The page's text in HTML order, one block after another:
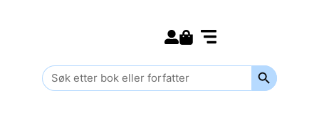
Search
for:
Search